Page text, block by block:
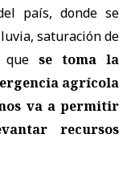
país, donde se
saturación de
que se toma la
agrícola
va a permitir
recursos